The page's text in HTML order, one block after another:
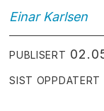
Einar Karlsen
PUBLISERT
SIST OPPDATERT